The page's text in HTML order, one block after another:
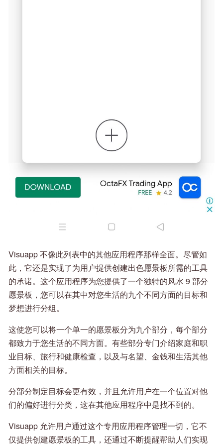
Visuapp 不像此列表中的其他应用程序那样全面。尽管如
此，它还是实现了为用户提供创建出色愿景板所需的工具
的承诺。这个应用程序为您提供了一个独特的风水 9 部分
愿景板，您可以在其中对您生活的九个不同方面的目标和
梦想进行分组。
这使您可以将一个单一的愿景板分为九个部分，每个部分
都致力于您生活的不同方面。有些部分专门介绍家庭和职
业目标、旅行和健康检查，以及与名望、金钱和生活其他
方面相关的目标。
分部分制定目标会更有效，并且允许用户在一个位置对他
们的偏好进行分类，这在其他应用程序中是找不到的。
Visuapp 允许用户通过这个专用应用程序管理一切，它不
仅提供创建愿景板的工具，还通过不断提醒帮助人们实现